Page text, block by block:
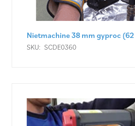
Nietmachine 38 mm gyproc
SKU: SCDE0360